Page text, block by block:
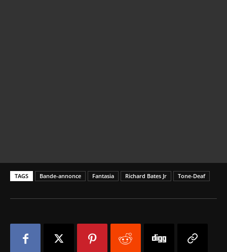
TAGS Bande-annonce Fantasia Richard Bates Jr Tone-Deaf